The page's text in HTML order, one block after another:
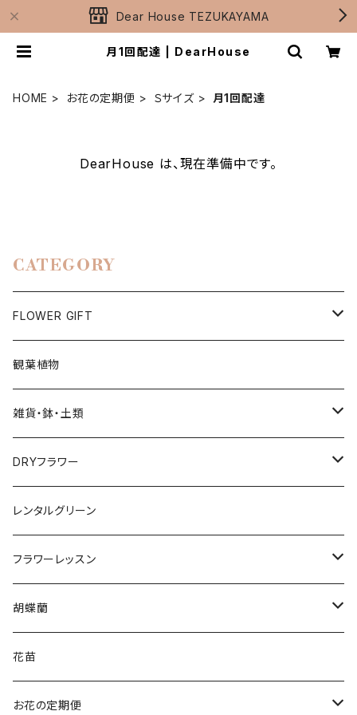
Dear House TEZUKAYAMA
月1回配達 | DearHouse
HOME お花の定期便 Ｓサイズ 月1回配達
DearHouse は、現在準備中です。
CATEGORY
FLOWER GIFT
Bouquet
花束
アレンジメント
ローズブーケ
お供え花
アレンジメント
花束
寄せカゴ
花苗5
花苗3
観葉植物
雑貨・鉢・土類
鉢
用土
フラワーベース
園芸資材
ガラス
園芸用品
DRYフラワー
スワッグ
リース
ブーケ＆ブートニア
アレンジメント
レンタルグリーン
フラワーレッスン
アレンジメント
寄せ植え
リース
胡蝶蘭
3本立ち
5本立ち
花苗
お花の定期便